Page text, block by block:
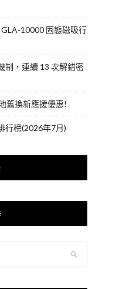
10000 固態磁吸行
制，連續 13 次解錯密
舊換新應援優惠!
行榜(2026年7月)